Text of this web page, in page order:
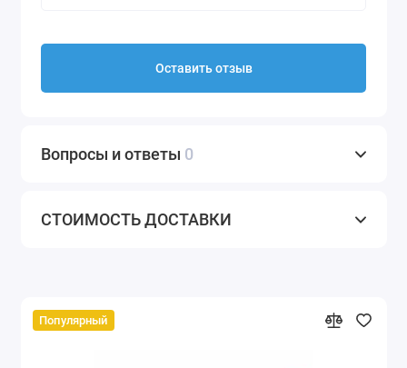
Оставить отзыв
Вопросы и ответы 0
СТОИМОСТЬ ДОСТАВКИ
Популярный